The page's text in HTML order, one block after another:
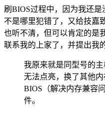
刷BIOS过程中，因为我还
不是哪里犯错了，又给技嘉
也听不清，但可以肯定的是
联系我的上家了，并提出我
我原来就是同型号的
无法点亮，换了其他
BIOS（解决内存兼容
件。